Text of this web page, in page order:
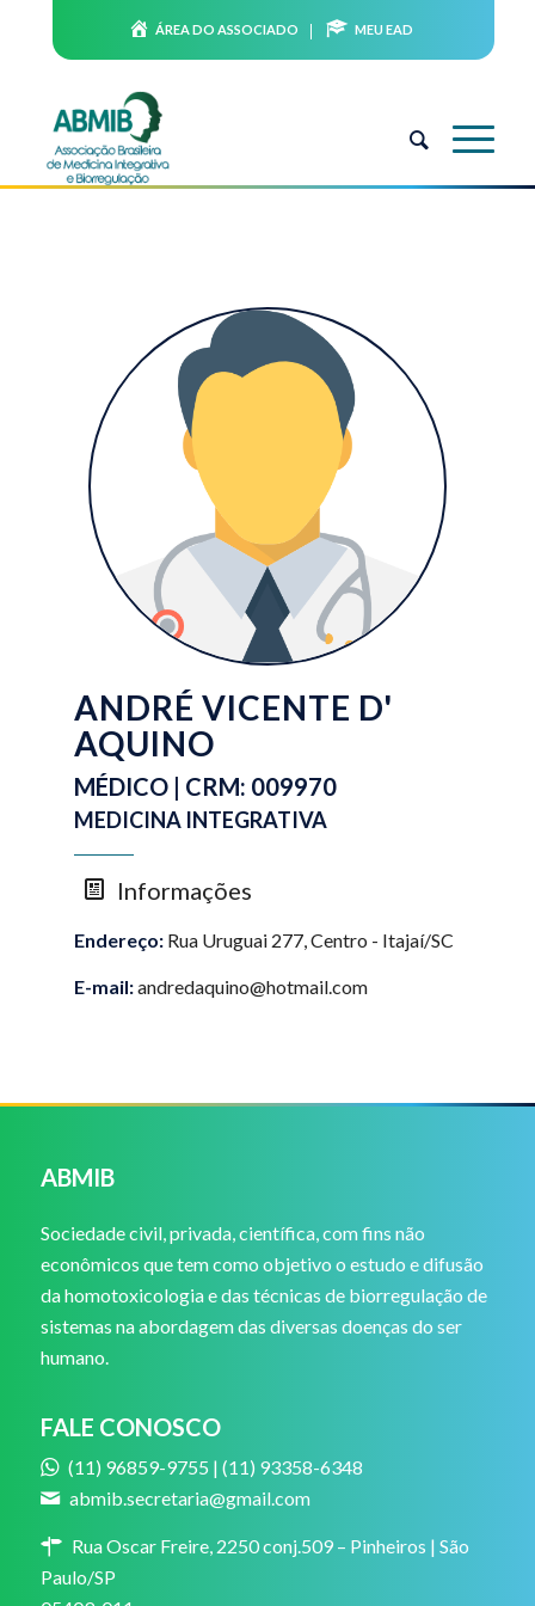
ÁREA DO ASSOCIADO MEU EAD
ANDRÉ VICENTE D'
AQUINO
MÉDICO | CRM: 009970
MEDICINA INTEGRATIVA
Informações
Endereço: Rua Uruguai 277, Centro - Itajaí/SC
E-mail:andredaquino@hotmail.com
ABMIB
Sociedade civil, privada, científica, com fins não
econômicos que tem como objetivo o estudo e difusão
da homotoxicologia e das técnicas de biorregulação de
sistemas na abordagem das diversas doenças do ser
humano.
FALE CONOSCO
(11) 96859-9755 | (11) 93358-6348
abmib.secretaria@gmail.com
Rua Oscar Freire, 2250 conj.509 – Pinheiros | São
Paulo/SP